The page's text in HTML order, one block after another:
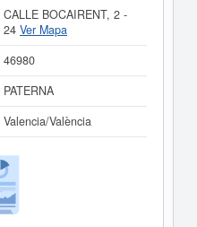
CALLE BOCAIRENT, 2 -
24 Ver Mapa
46980
PATERNA
Valencia/València